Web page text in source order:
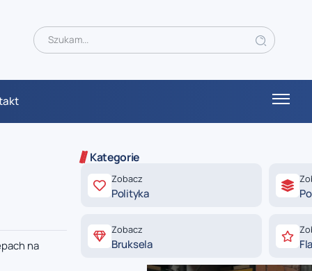
na
Kategorie
Zobacz
Polityka
Zobacz
Bruksela